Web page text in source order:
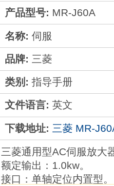
产品型号: MR-J60A
名称: 伺服
品牌: 三菱
类别: 指导手册
文件语言: 英文
下载地址: 三菱 MR-
三菱通用型AC伺服放大
额定输出：1.0kw。
接口：单轴定位内置型。